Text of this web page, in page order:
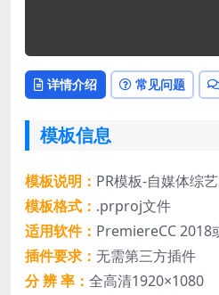
详情介绍 常见问题
模板信息
模板说明： PR模板-自媒体综
模板格式： .prproj文件
适用软件： PremiereCC 2018
插件要求： 无需第三方插件
分 辨 率： 全高清1920×1080